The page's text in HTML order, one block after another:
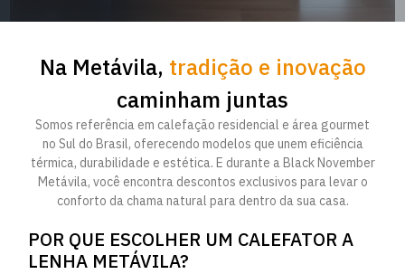
Na Metávila, tradição e inovação
caminham juntas
Somos referência em calefação residencial e área gourmet
no Sul do Brasil, oferecendo modelos que unem eficiência
térmica, durabilidade e estética. E durante a Black November
Metávila, você encontra descontos exclusivos para levar o
conforto da chama natural para dentro da sua casa.
POR QUE ESCOLHER UM CALEFATOR A
LENHA METÁVILA?